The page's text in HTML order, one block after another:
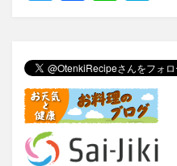
er e
b
o
o
n
a